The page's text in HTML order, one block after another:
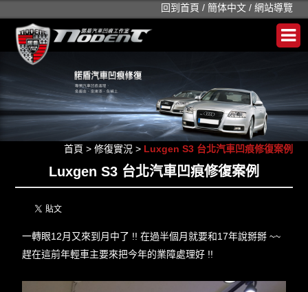
回到首頁 / 簡体中文/ 網站導覽
首頁 > 修復實況 > Luxgen S3 台北汽車凹痕修復案例
Luxgen S3 台北汽車凹痕修復案例
一轉眼12月又來到月中了 !! 在過半個月就要和17年說掰掰 ~~
趕在這前年輕車主要來把今年的業障處理好 !!